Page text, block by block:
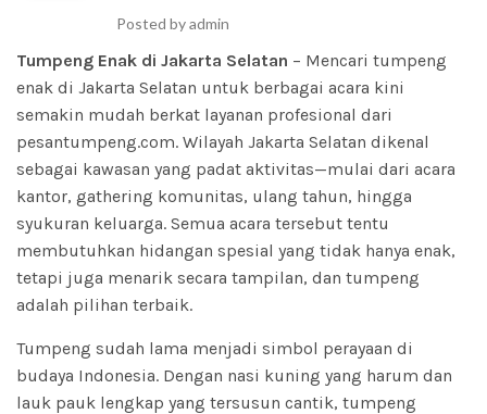
Posted byadmin
Tumpeng Enak di Jakarta Selatan – Mencari tumpeng
enak di Jakarta Selatan untuk berbagai acara kini
semakin mudah berkat layanan profesional dari
pesantumpeng.com. Wilayah Jakarta Selatan dikenal
sebagai kawasan yang padat aktivitas—mulai dari acara
kantor, gathering komunitas, ulang tahun, hingga
syukuran keluarga. Semua acara tersebut tentu
membutuhkan hidangan spesial yang tidak hanya enak,
tetapi juga menarik secara tampilan, dan tumpeng
adalah pilihan terbaik.
Tumpeng sudah lama menjadi simbol perayaan di
budaya Indonesia. Dengan nasi kuning yang harum dan
lauk pauk lengkap yang tersusun cantik, tumpeng